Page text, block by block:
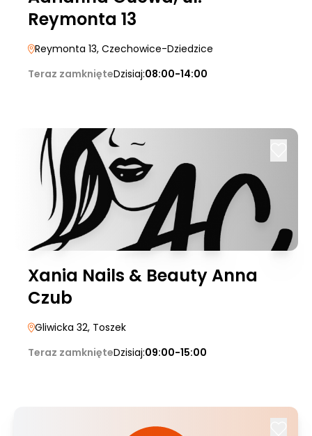
Reymonta 13
Reymonta 13, Czechowice-Dziedzice
Teraz zamknięteDzisiaj:08:00-14:00
Xania Nails & Beauty Anna
Czub
Gliwicka 32, Toszek
Teraz zamknięteDzisiaj:09:00-15:00